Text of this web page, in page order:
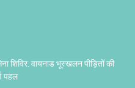
शिविर: वायनाड भूस्खलन पीड़ितों की
पहल